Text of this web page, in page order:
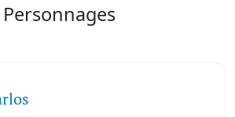
Personnages